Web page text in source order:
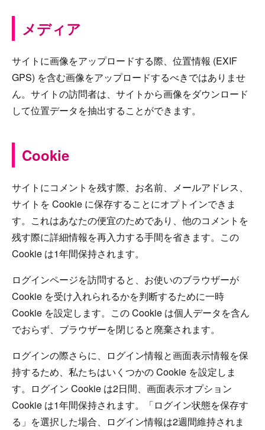
メディア
サイトに画像をアップロードする際、位置情報 (EXIF
GPS) を含む画像をアップロードするべきではありませ
ん。サイトの訪問者は、サイトから画像をダウンロード
して位置データを抽出することができます。
Cookie
サイトにコメントを残す際、お名前、メールアドレス、
サイトを Cookie に保存することにオプトインできま
す。これはあなたの便宜のためであり、他のコメントを
残す際に詳細情報を再入力する手間を省きます。この
Cookie は1年間保持されます。
ログインページを訪問すると、お使いのブラウザーが
Cookie を受け入れられるかを判断するために一時
Cookie を設定します。この Cookie は個人データを含ん
でおらず、ブラウザーを閉じると廃棄されます。
ログインの際さらに、ログイン情報と画面表示情報を保
持するため、私たちはいくつかの Cookie を設定しま
す。ログイン Cookie は2日間、画面表示オプション
Cookie は1年間保持されます。「ログイン状態を保存す
る」を選択した場合、ログイン情報は2週間維持されま